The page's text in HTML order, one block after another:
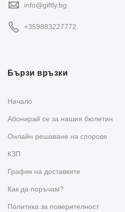
info@giftly.bg
+359883227772
Бързи връзки
Начало
Абонирай се за нашия бюлетин
Oнлайн решаване на спорове
КЗП
График на доставките
Как да поръчам?
Политика за поверителност